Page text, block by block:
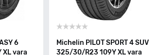
6
vara
Michelin PILOT SPORT 4 SUV
325/30/R23 109Y XL vara